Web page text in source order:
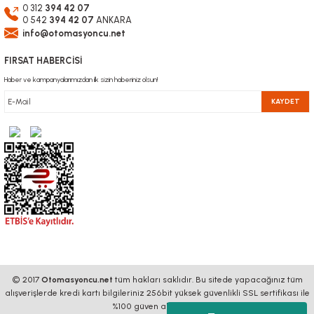
0 312 394 42 07
0 542 394 42 07 ANKARA
info@otomasyoncu.net
FIRSAT HABERCİSİ
Haber ve kampanyalarımızdan ilk sizin haberiniz olsun!
KAYDET
© 2017 Otomasyoncu.net tüm hakları saklıdır. Bu sitede yapacağınız tüm
alışverişlerde kredi kartı bilgileriniz 256bit yüksek güvenlikli SSL sertifikası ile
%100 güven altındadır.